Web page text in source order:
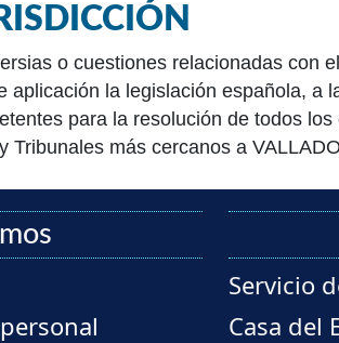
o cuestiones relacionadas con
aplicación la legislación española, a
para la resolución de todos
Tribunales más cercanos a
Servicio
Casa del